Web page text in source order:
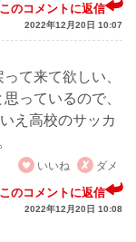
このコメントに返信
2022年12月20日 10:07
て来て欲しい、
っているので、
え高校のサッカ
いいね
ダメ
このコメントに返信
2022年12月20日 10:08